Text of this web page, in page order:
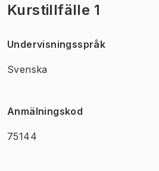
Kurstillfälle 1
Undervisningsspråk
Svenska
Anmälningskod
75144